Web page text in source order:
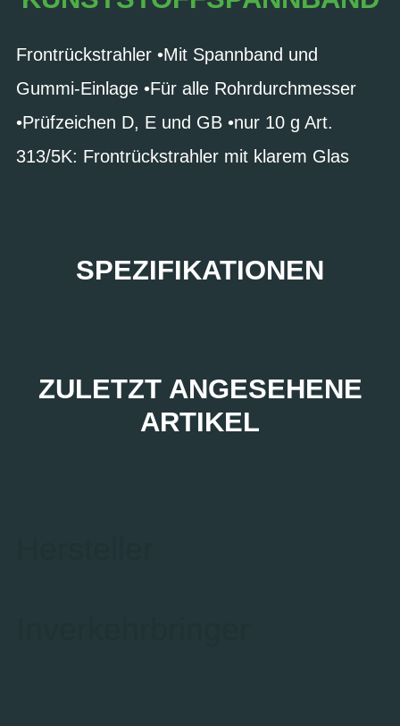
Frontrückstrahler •Mit Spannband und
Gummi-Einlage •Für alle Rohrdurchmesser
•Prüfzeichen D, E und GB •nur 10 g Art.
313/5K: Frontrückstrahler mit klarem Glas
SPEZIFIKATIONEN
ZULETZT ANGESEHENE
ARTIKEL